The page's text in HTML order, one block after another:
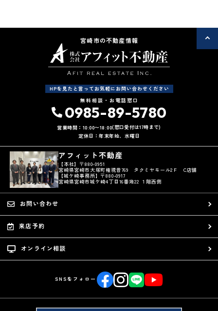
宮崎市の不動産情報
HPを見たと言ってお気軽にお問い合わせください
無料相談・お電話窓口
0985-89-5780
営業時間：10:00〜18:00(窓口受付は17時まで)
定休日：年末年始、水曜日
アフィット不動産
【本社】〒880-0951
宮崎県宮崎市大塚町権現昔769 タクミヤモール2Ｆ C店舗
【城ケ崎事務所】〒880-0917
宮崎県宮崎市城ケ崎4丁目16番地22 １階西側
お問い合わせ
来店予約
オンライン相談
SNSをフォロー